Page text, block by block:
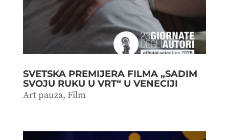
SVETSKA PREMIJERA FILMA „SADIM
SVOJU RUKU U VRT“ U VENECIJI
Art pauza, Film